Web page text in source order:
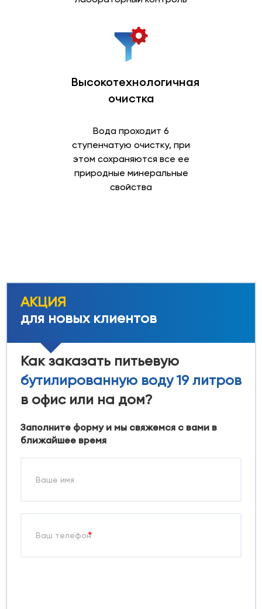
Высокотехнологичная
очистка
Вода проходит 6
ступенчатую очистку, при
этом сохраняются все ее
природные минеральные
свойства
АКЦИЯ
для новых клиентов
Как заказать питьевую
бутилированную воду 19 литров
в офис или на дом?
Заполните форму и мы свяжемся с вами в
ближайшее время
*